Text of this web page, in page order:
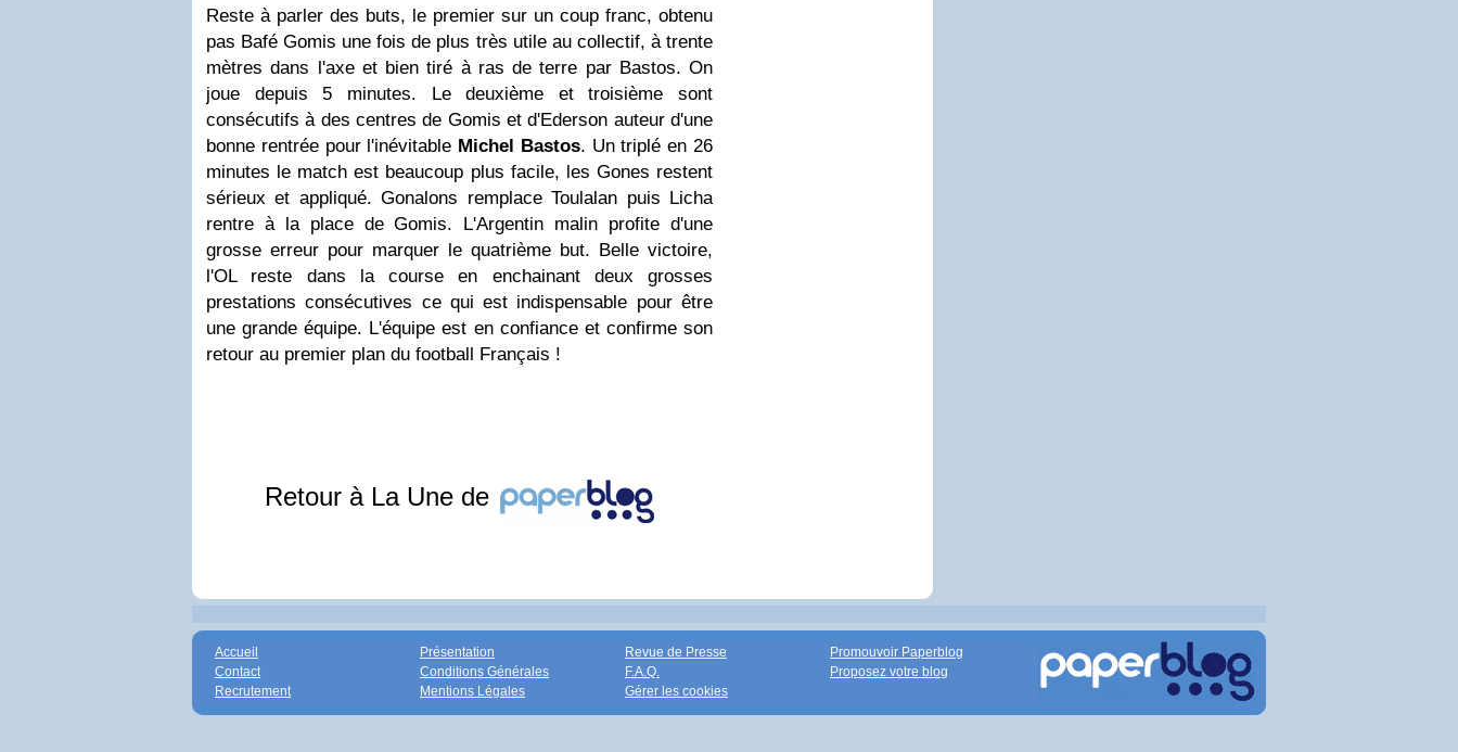
Reste à parler des buts, le premier sur un coup franc, obtenu
pas Bafé Gomis une fois de plus très utile au collectif, à trente
mètres dans l'axe et bien tiré à ras de terre par Bastos. On
joue depuis 5 minutes. Le deuxième et troisième sont
consécutifs à des centres de Gomis et d'Ederson auteur d'une
bonne rentrée pour l'inévitable Michel Bastos. Un triplé en 26
minutes le match est beaucoup plus facile, les Gones restent
sérieux et appliqué. Gonalons remplace Toulalan puis Licha
rentre à la place de Gomis. L'Argentin malin profite d'une
grosse erreur pour marquer le quatrième but. Belle victoire,
l'OL reste dans la course en enchainant deux grosses
prestations consécutives ce qui est indispensable pour être
une grande équipe. L'équipe est en confiance et confirme son
retour au premier plan du football Français !
Retour à La Une de
Accueil
Contact
Recrutement
Présentation
Conditions Générales
Mentions Légales
Revue de Presse
F.A.Q.
Gérer les cookies
Promouvoir Paperblog
Proposez votre blog